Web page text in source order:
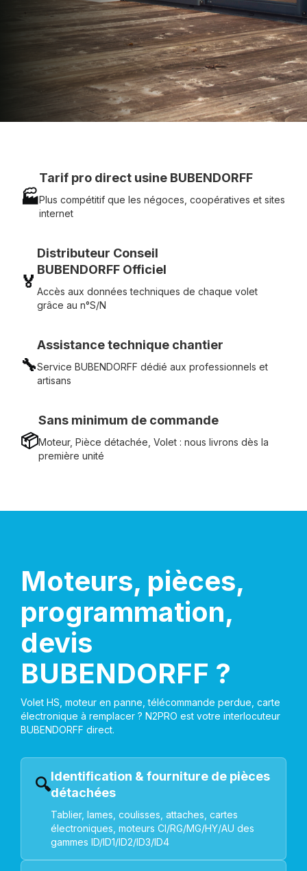
MON DEVIS MOTEUR
Voir tous nos produits
🏭
Tarif pro direct usine BUBENDORFF
Plus compétitif que les négoces, coopératives et sites
internet
🏅
Distributeur Conseil
BUBENDORFF Officiel
Accès aux données techniques de chaque volet
grâce au n°S/N
🔧
Assistance technique chantier
Service BUBENDORFF dédié aux professionnels et
artisans
📦
Sans minimum de commande
Moteur, Pièce détachée, Volet : nous livrons dès la
première unité
Moteurs, pièces,
programmation,
devis
BUBENDORFF ?
Volet HS, moteur en panne, télécommande perdue, carte
électronique à remplacer ? N2PRO est votre interlocuteur
BUBENDORFF direct.
🔍Identification & fourniture de pièces
détachées
Tablier, lames, coulisses, attaches, cartes
électroniques, moteurs CI/RG/MG/HY/AU des
gammes ID/ID1/ID2/ID3/ID4